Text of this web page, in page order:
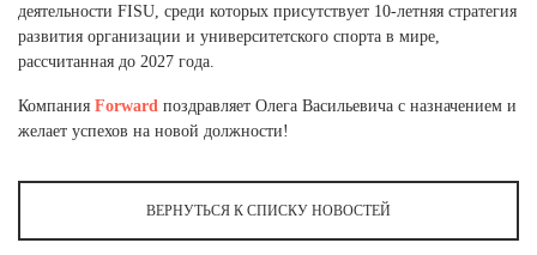
Смоленская область (1)
Ставропольский край (5)
Тульская область (1)
Тюменская область (3)
Челябинская область (2)
деятельности FISU, среди которых присутствует 10-летняя стратегия
развития организации и университетского спорта в мире,
рассчитанная до 2027 года.
Компания Forward поздравляет Олега Васильевича с назначением и
желает успехов на новой должности!
ВЕРНУТЬСЯ К СПИСКУ НОВОСТЕЙ